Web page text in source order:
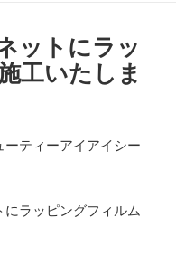
ットにラッ
工いたしま
ティーアイアイシー
ラッピングフィルム